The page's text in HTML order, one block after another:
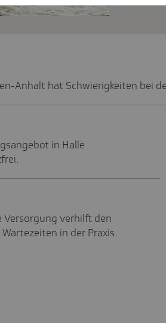
Anhalt hat Schwierigkeiten bei
in Halle
verhilft den
in der Praxis.